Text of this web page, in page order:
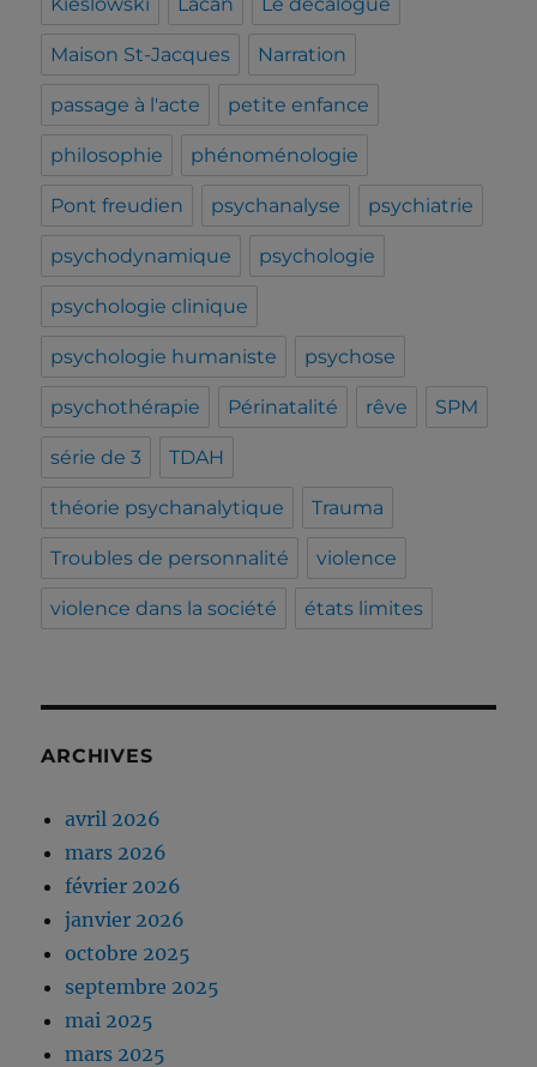
Maison St-Jacques Narration
passage à l'acte petite enfance
philosophie phénoménologie
Pont freudien psychanalyse psychiatrie
psychodynamique psychologie
psychologie clinique
psychologie humaniste psychose
psychothérapie Périnatalité rêve SPM
série de 3 TDAH
théorie psychanalytique Trauma
Troubles de personnalité violence
violence dans la société états limites
ARCHIVES
avril 2026
mars 2026
février 2026
janvier 2026
octobre 2025
septembre 2025
mai 2025
mars 2025